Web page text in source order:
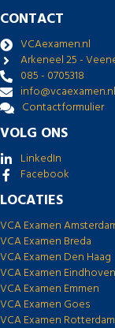
CONTACT
VCAexamen.nl
Arkeneel 25 -
085 - 0705318
info@vcaexamen.nl
Contactformulier
VOLG ONS
LinkedIn
Facebook
LOCATIES
VCA Examen
VCA Examen Breda
VCA Examen Den Haag
VCA Examen Eindhoven
VCA Examen Emmen
VCA Examen Goes
VCA Examen Rotterdam